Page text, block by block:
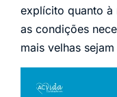
explícito quanto à
as condições
mais velhas